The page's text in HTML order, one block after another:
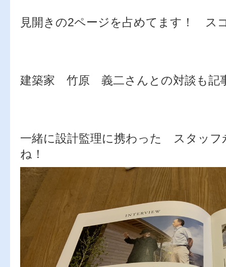
見開きの2ページを占めてます！ ス
建築家 竹原 義二さんとの対談も記
一緒に設計監理に携わった スタッフ
ね！